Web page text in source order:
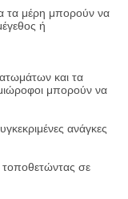
τα μέρη μπορούν να
ή
και τα
μπορούν να
ανάγκες
σε